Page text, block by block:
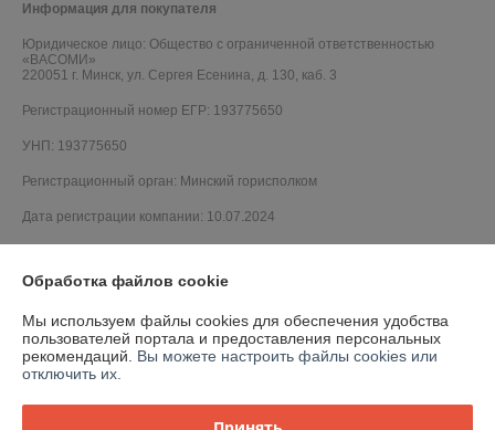
Информация для покупателя
Юридическое лицо: Общество с ограниченной ответственностью
«ВАСОМИ»
220051 г. Минск, ул. Сергея Есенина, д. 130, каб. 3
Регистрационный номер ЕГР: 193775650
УНП: 193775650
Регистрационный орган: Минский горисполком
Дата регистрации компании: 10.07.2024
Обработка файлов cookie
Мы используем файлы cookies для обеспечения удобства
пользователей портала и предоставления персональных
рекомендаций. Вы можете настроить файлы cookies или
отключить их.